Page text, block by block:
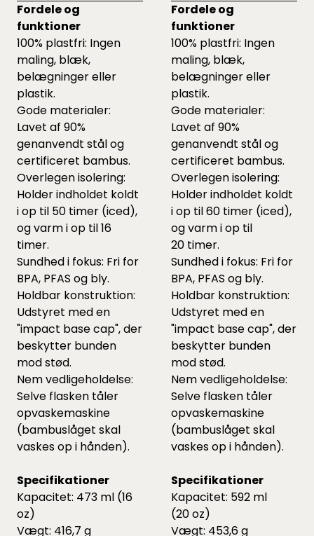
Fordele og
funktioner
100% plastfri: Ingen
maling, blæk,
belægninger eller
plastik.
Gode materialer:
Lavet af 90%
genanvendt stål og
certificeret bambus.
Overlegen isolering:
Holder indholdet koldt
i op til 50 timer (iced),
og varm i op til 16
timer.
Sundhed i fokus: Fri for
BPA, PFAS og bly.
Holdbar konstruktion:
Udstyret med en
"impact base cap", der
beskytter bunden
mod stød.
Nem vedligeholdelse:
Selve flasken tåler
opvaskemaskine
(bambuslåget skal
vaskes op i hånden).
Specifikationer
Kapacitet: 473 ml (16
oz)
Vægt: 416,7 g
Fordele og
funktioner
100% plastfri: Ingen
maling, blæk,
belægninger eller
plastik.
Gode materialer:
Lavet af 90%
genanvendt stål og
certificeret bambus.
Overlegen isolering:
Holder indholdet koldt
i op til 60 timer (iced),
og varm i op til
20 timer.
Sundhed i fokus: Fri for
BPA, PFAS og bly.
Holdbar konstruktion:
Udstyret med en
"impact base cap", der
beskytter bunden
mod stød.
Nem vedligeholdelse:
Selve flasken tåler
opvaskemaskine
(bambuslåget skal
vaskes op i hånden).
Specifikationer
Kapacitet: 592 ml
(20 oz)
Vægt: 453,6 g